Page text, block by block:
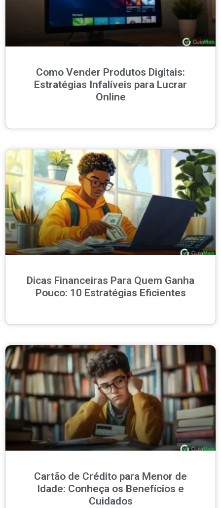
Como Vender Produtos Digitais:
Estratégias Infalíveis para Lucrar
Online
Dicas Financeiras Para Quem Ganha
Pouco: 10 Estratégias Eficientes
Cartão de Crédito para Menor de
Idade: Conheça os Benefícios e
Cuidados